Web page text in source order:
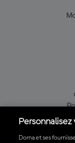
Dorna et ses